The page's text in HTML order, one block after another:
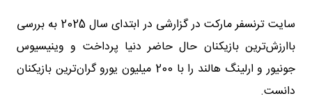
سایت ترنسفر مارکت در گزارشی در ابتدای سال 2025 به بررسی
باارزش‌ترین بازیکنان حال حاضر دنیا پرداخت و وینیسیوس
جونیور و ارلینگ هالند را با 200 میلیون یورو گران‌ترین بازیکنان
دانست.